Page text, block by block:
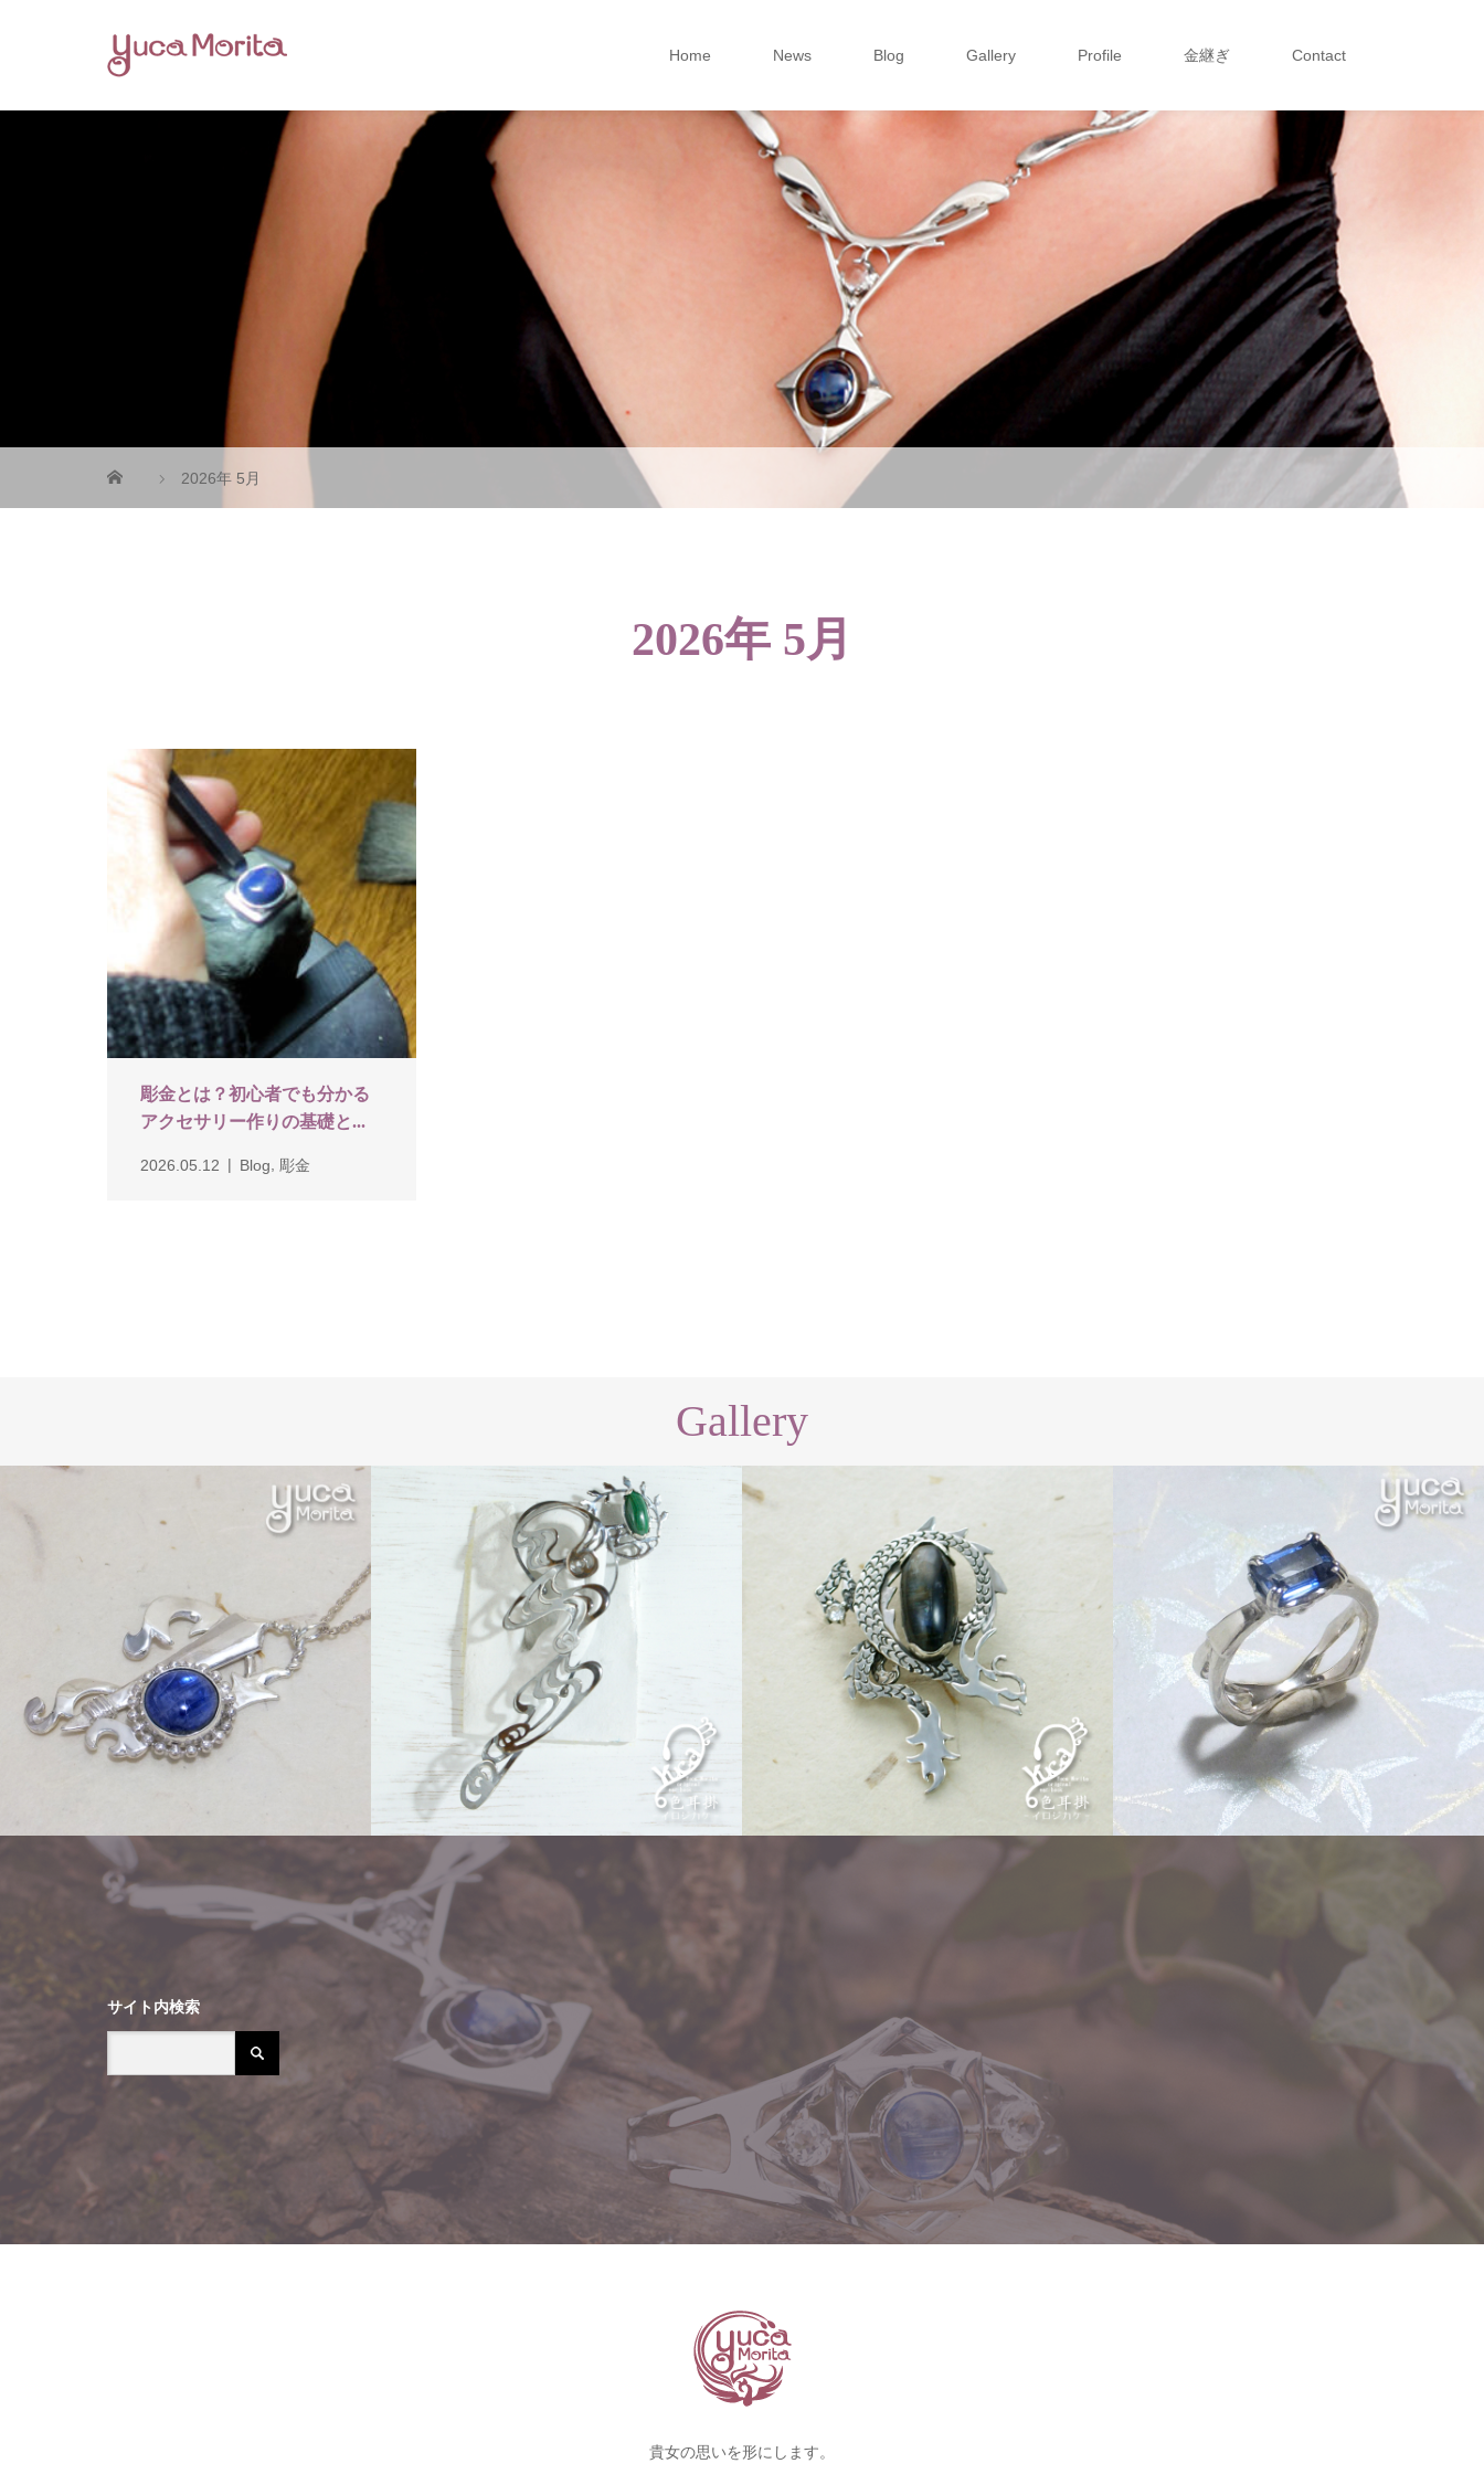
Home News Blog Gallery Profile 金継ぎ Contact
2026年 5月
2026年 5月
彫金とは？初心者でも分かる
アクセサリー作りの基礎と...
2026.05.12 Blog, 彫金
Gallery
Order ear hook「イロジカケ」
サイト内検索
貴女の思いを形にします。